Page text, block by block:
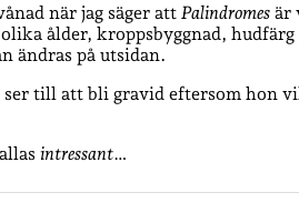
när jag säger att Palindromes är
ålder, kroppsbyggnad,
ändras på utsidan.
till att bli gravid eftersom hon
intressant…